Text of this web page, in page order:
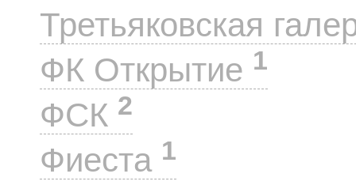
Третьяковская
ФК Открытие 1
ФСК 2
Фиеста 1